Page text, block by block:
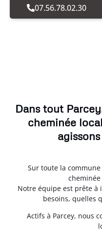
07.56.78.02.30
Dans tout
cheminée
Sur toute la commune
Notre équipe est prête à
besoins, quelles
Actifs à Parcey, nous